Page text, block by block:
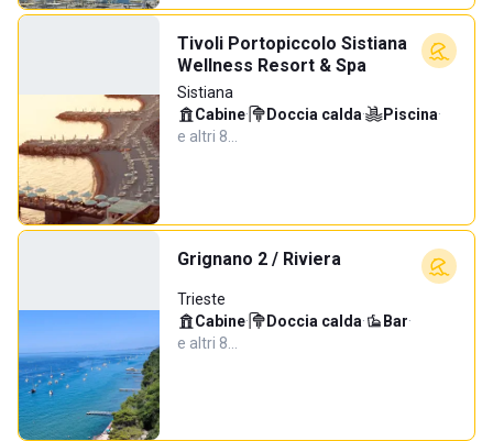
Tivoli Portopiccolo Sistiana
Wellness Resort & Spa
Sistiana
Cabine· Doccia calda· Piscina·
e altri 8…
Grignano 2 / Riviera
Trieste
Cabine· Doccia calda· Bar·
e altri 8…